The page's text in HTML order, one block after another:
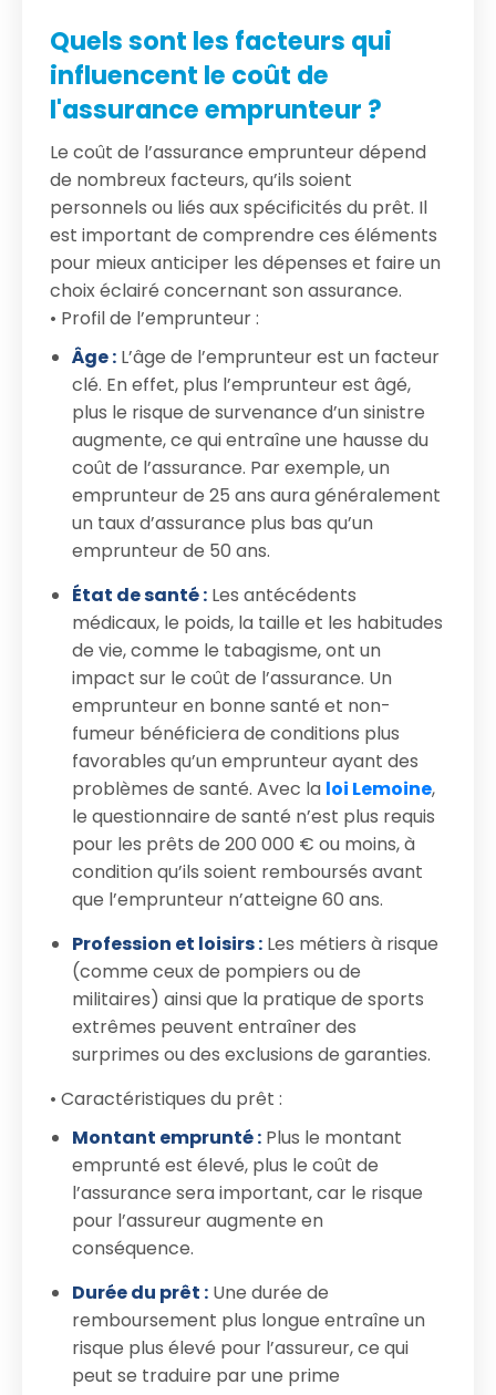
Quels sont les facteurs qui
influencent le coût de
l'assurance emprunteur ?
Le coût de l’assurance emprunteur dépend
de nombreux facteurs, qu’ils soient
personnels ou liés aux spécificités du prêt. Il
est important de comprendre ces éléments
pour mieux anticiper les dépenses et faire un
choix éclairé concernant son assurance.
• Profil de l’emprunteur :
Âge : L’âge de l’emprunteur est un facteur
clé. En effet, plus l’emprunteur est âgé,
plus le risque de survenance d’un sinistre
augmente, ce qui entraîne une hausse du
coût de l’assurance. Par exemple, un
emprunteur de 25 ans aura généralement
un taux d’assurance plus bas qu’un
emprunteur de 50 ans.
État de santé : Les antécédents
médicaux, le poids, la taille et les habitudes
de vie, comme le tabagisme, ont un
impact sur le coût de l’assurance. Un
emprunteur en bonne santé et non-
fumeur bénéficiera de conditions plus
favorables qu’un emprunteur ayant des
problèmes de santé. Avec la loi Lemoine,
le questionnaire de santé n’est plus requis
pour les prêts de 200 000 € ou moins, à
condition qu’ils soient remboursés avant
que l’emprunteur n’atteigne 60 ans.
Profession et loisirs : Les métiers à risque
(comme ceux de pompiers ou de
militaires) ainsi que la pratique de sports
extrêmes peuvent entraîner des
surprimes ou des exclusions de garanties.
• Caractéristiques du prêt :
Montant emprunté : Plus le montant
emprunté est élevé, plus le coût de
l’assurance sera important, car le risque
pour l’assureur augmente en
conséquence.
Durée du prêt : Une durée de
remboursement plus longue entraîne un
risque plus élevé pour l’assureur, ce qui
peut se traduire par une prime